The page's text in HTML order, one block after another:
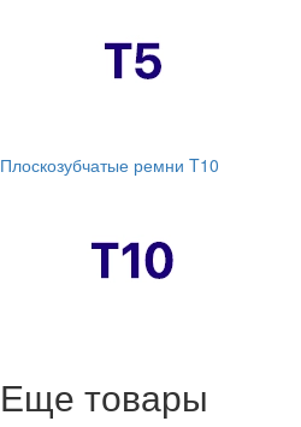
Плоскозубчатые ремни T10
Еще товары